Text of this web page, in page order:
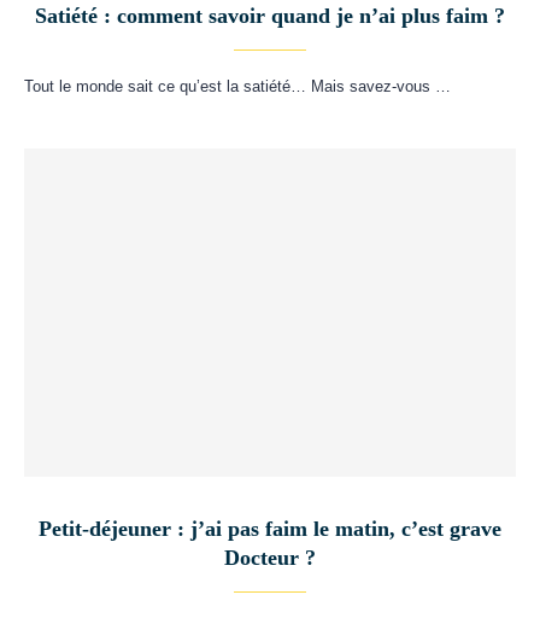
Satiété : comment savoir quand je n’ai plus faim ?
Tout le monde sait ce qu’est la satiété… Mais savez-vous …
Petit-déjeuner : j’ai pas faim le matin, c’est grave
Docteur ?